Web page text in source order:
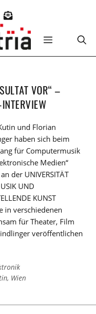
MENÜ
VOR“ –
und Florian
haben sich beim
für Computermusik
Medien“
der UNIVERSITÄT
UND
KUNST
in verschiedenen
für Theater, Film
veröffentlichen
, Wien